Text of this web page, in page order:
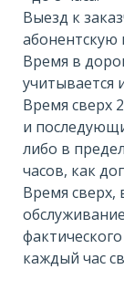
Выезд к
абонентскую
Время в
учитывается
Время сверх
и
либо в
часов, как
Время сверх,
каждый час